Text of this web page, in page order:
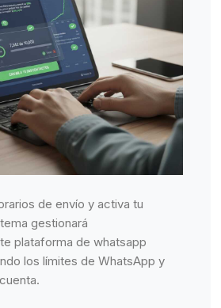
de envío y activa tu
gestionará
plataforma de whatsapp
los límites de WhatsApp y